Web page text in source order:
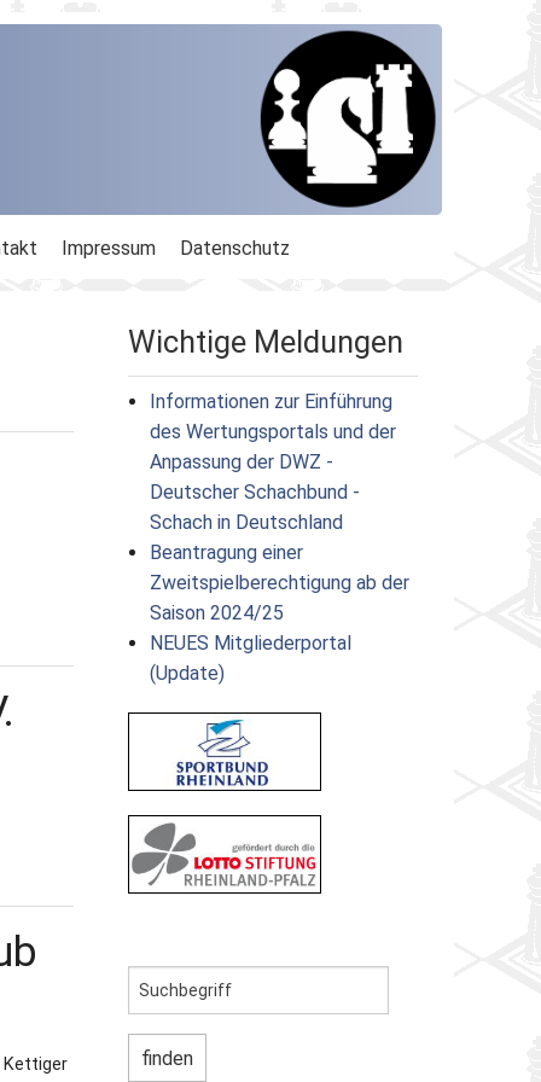
Impressum Datenschutz
Kettiger
Wichtige Meldungen
Informationen zur Einführung
des Wertungsportals und der
Anpassung der DWZ -
Deutscher Schachbund -
Schach in Deutschland
Beantragung einer
Zweitspielberechtigung ab der
Saison 2024/25
NEUES Mitgliederportal
(Update)